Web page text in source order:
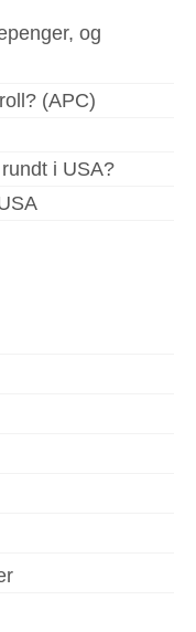
og
(APC)
i USA?